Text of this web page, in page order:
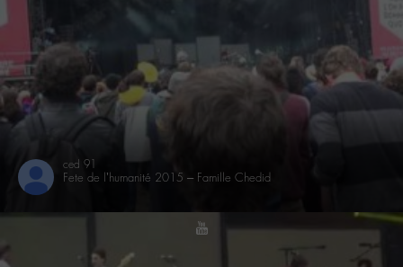
ced 91
Fete de l’humanité 2015 – Famille Chedid
youtube